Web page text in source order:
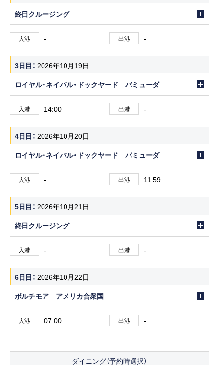
終日クルージング
入港 - 出港 -
3日目
2026年10月19日
ロイヤル・ネイバル・ドックヤード バミューダ
入港 14:00 出港 -
4日目
2026年10月20日
ロイヤル・ネイバル・ドックヤード バミューダ
入港 - 出港 11:59
5日目
2026年10月21日
終日クルージング
入港 - 出港 -
6日目
2026年10月22日
ボルチモア アメリカ合衆国
入港 07:00 出港 -
ダイニング（予約時選択）